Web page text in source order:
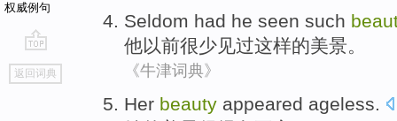
权威例句
go
top
返回词典
Seldom had he seen such
他以前很少见过这样的美景。
《牛津词典》
Her beauty appeared ageless.